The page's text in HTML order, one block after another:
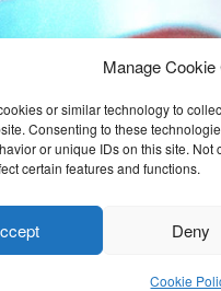
Manage
or similar technology to
Consenting to these
or unique IDs on this site.
certain features and functions.
Deny
Cookie
kvinne